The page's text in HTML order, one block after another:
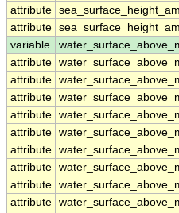
attribute
attribute
variable
attribute
attribute
attribute
attribute
attribute
attribute
attribute
attribute
attribute